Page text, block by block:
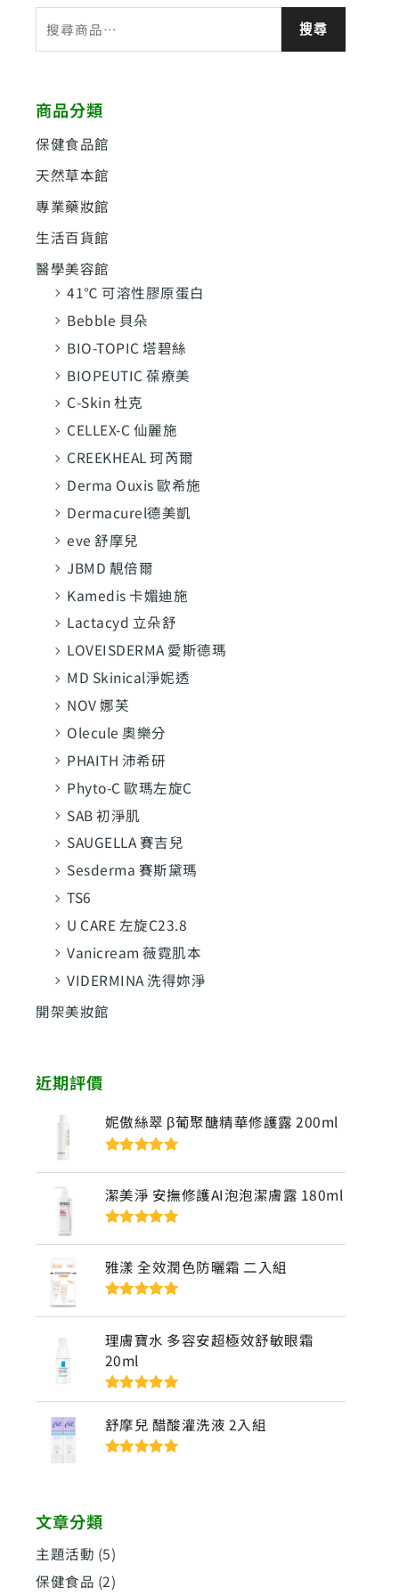
尋
字
:
搜尋
商品分類
保健食品館
天然草本館
專業藥妝館
生活百貨館
醫學美容館
41℃ 可溶性膠原蛋白
Bebble 貝朵
BIO-TOPIC 塔碧絲
BIOPEUTIC 葆療美
C-Skin 杜克
CELLEX-C 仙麗施
CREEKHEAL 珂芮爾
Derma Ouxis 歐希施
Dermacurel德美凱
eve 舒摩兒
JBMD 靚倍爾
Kamedis 卡媚迪施
Lactacyd 立朵舒
LOVEISDERMA 愛斯德瑪
MD Skinical淨妮透
NOV 娜芙
Olecule 奧樂分
PHAITH 沛希研
Phyto-C 歐瑪左旋C
SAB 初淨肌
SAUGELLA 賽吉兒
Sesderma 賽斯黛瑪
TS6
U CARE 左旋C23.8
Vanicream 薇霓肌本
VIDERMINA 洗得妳淨
開架美妝館
近期評價
妮傲絲翠 β葡聚醣精華修護露 200ml
5
潔美淨 安撫修護AI泡泡潔膚露 180ml
5
雅漾 全效潤色防曬霜 二入組
5
理膚寶水 多容安超極效舒敏眼霜
20ml
評分5滿分
舒摩兒 醋酸灌洗液 2入組
文章分類
主題活動 (5)
保健食品 (2)